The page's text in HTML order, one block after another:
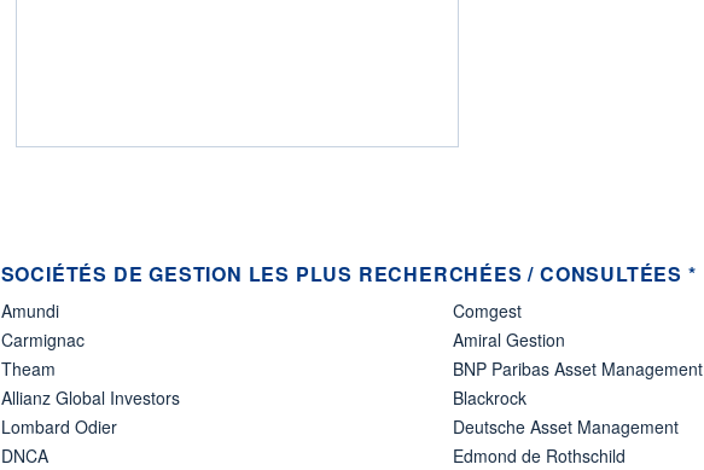
SOCIÉTÉS DE GESTION LES PLUS RECHERCHÉES / CONSULTÉES *
Amundi
Carmignac
Theam
Allianz Global Investors
Lombard Odier
DNCA
Comgest
Amiral Gestion
BNP Paribas Asset Management
Blackrock
Deutsche Asset Management
Edmond de Rothschild